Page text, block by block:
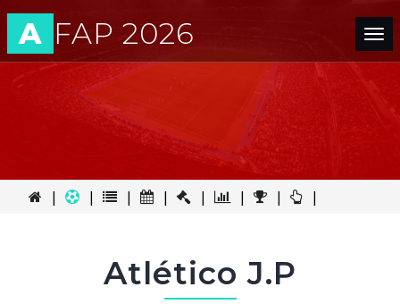
A FAP 2026
| | | | | | | |
Atlético J.P